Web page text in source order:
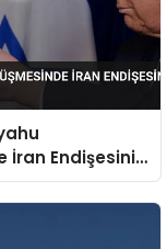
İran Endişesini